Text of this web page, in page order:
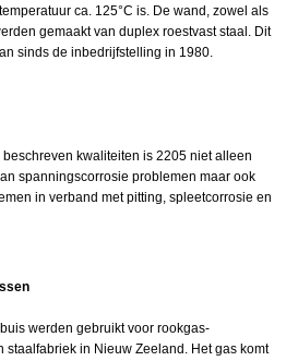
ca. 125°C is. De wand, zowel als
gemaakt van duplex roestvast staal. Dit
sinds de inbedrijfstelling in 1980.
kwaliteiten is 2205 niet alleen
spanningscorrosie problemen maar ook
in verband met pitting, spleetcorrosie en
werden gebruikt voor rookgas-
staalfabriek in Nieuw Zeeland. Het gas komt